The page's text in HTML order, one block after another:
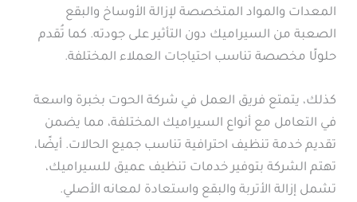
المعدات والمواد المتخصصة لإزالة الأوساخ والبقع
الصعبة من السيراميك دون التأثير على جودته. كما تُقدم
حلولًا مخصصة تناسب احتياجات العملاء المختلفة.
كذلك، يتمتع فريق العمل في شركة الحوت بخبرة واسعة
في التعامل مع أنواع السيراميك المختلفة، مما يضمن
تقديم خدمة تنظيف احترافية تناسب جميع الحالات. أيضًا،
تهتم الشركة بتوفير خدمات تنظيف عميق للسيراميك،
تشمل إزالة الأتربة والبقع واستعادة لمعانه الأصلي.